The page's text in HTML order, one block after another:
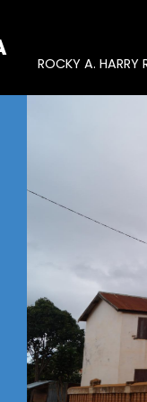
ROCKY A. HARRY